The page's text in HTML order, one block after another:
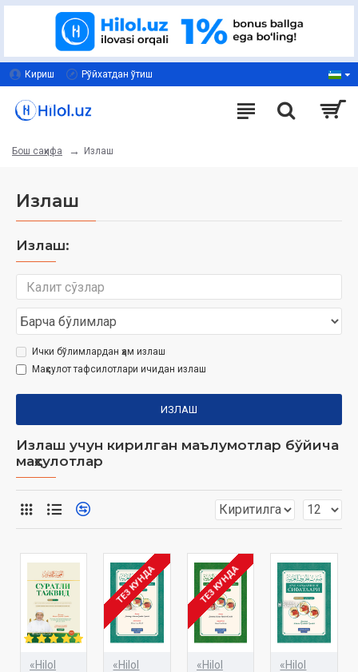
Кириш Рўйхатдан ўтиш
Бош саҳифа Излаш
Излаш
Излаш:
Ички бўлимлардан ҳам излаш
Маҳсулот тафсилотлари ичидан излаш
ИЗЛАШ
Излаш учун кирилган маълумотлар бўйича
маҳсулотлар
«Hilol
ТЕЗ КУНДА
«Hilol
ТЕЗ КУНДА
«Hilol
«Hilol